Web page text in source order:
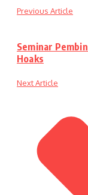
Previous Article
Seminar
Hoaks
Next Article